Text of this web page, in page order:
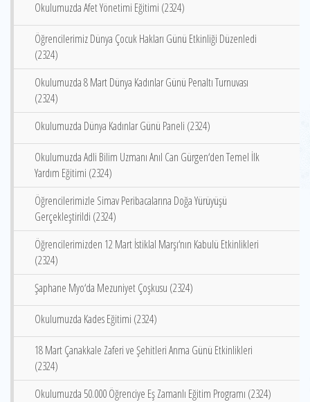
Okulumuzda Afet Yönetimi Eğitimi (2324)
Öğrencilerimiz Dünya Çocuk Hakları Günü Etkinliği Düzenledi
(2324)
Okulumuzda 8 Mart Dünya Kadınlar Günü Penaltı Turnuvası
(2324)
Okulumuzda Dünya Kadınlar Günü Paneli (2324)
Okulumuzda Adli Bilim Uzmanı Anıl Can Gürgen‘den Temel İlk
Yardım Eğitimi (2324)
Öğrencilerimizle Simav Peribacalarına Doğa Yürüyüşü
Gerçekleştirildi (2324)
Öğrencilerimizden 12 Mart İstiklal Marşı‘nın Kabulü Etkinlikleri
(2324)
Şaphane Myo‘da Mezuniyet Çoşkusu (2324)
Okulumuzda Kades Eğitimi (2324)
18 Mart Çanakkale Zaferi ve Şehitleri Anma Günü Etkinlikleri
(2324)
Okulumuzda 50.000 Öğrenciye Eş Zamanlı Eğitim Programı (2324)